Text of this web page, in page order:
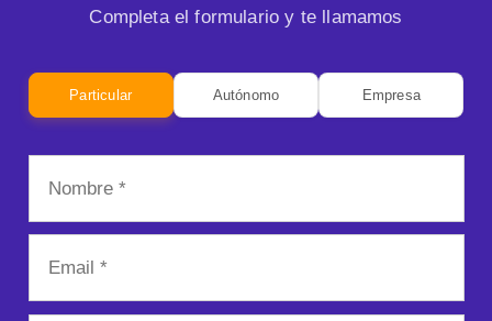
Completa el formulario y te llamamos
Particular Autónomo Empresa